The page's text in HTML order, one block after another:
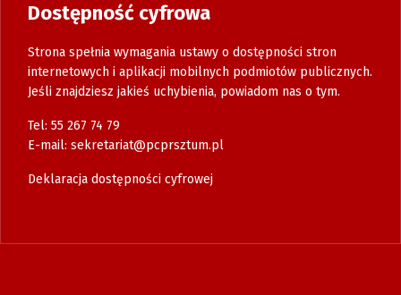
Dostępność cyfrowa
Strona spełnia wymagania ustawy o dostępności stron
internetowych i aplikacji mobilnych podmiotów publicznych.
Jeśli znajdziesz jakieś uchybienia, powiadom nas o tym.
Tel: 55 267 74 79
E-mail: sekretariat@pcprsztum.pl
Deklaracja dostępności cyfrowej